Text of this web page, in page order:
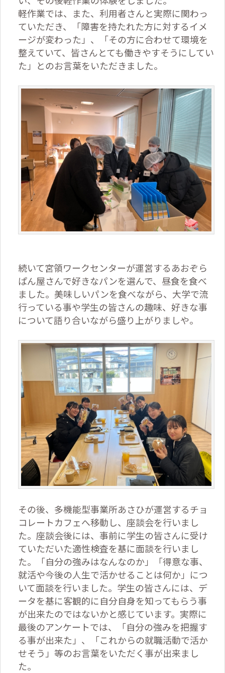
軽作業では、また、利用者さんと実際に関わっ
ていただき、「障害を持たれた方に対するイメ
ージが変わった」、「その方に合わせて環境を
整えていて、皆さんとても働きやすそうにしてい
た」とのお言葉をいただきました。
続いて宮領ワークセンターが運営するあおぞら
ぱん屋さんで好きなパンを選んで、昼食を食べ
ました。美味しいパンを食べながら、大学で流
行っている事や学生の皆さんの趣味、好きな事
について語り合いながら盛り上がりましや。
その後、多機能型事業所あさひが運営するチョ
コレートカフェへ移動し、座談会を行いまし
た。座談会後には、事前に学生の皆さんに受け
ていただいた適性検査を基に面談を行いまし
た。「自分の強みはなんなのか」「得意な事、
就活や今後の人生で活かせることは何か」につ
いて面談を行いました。学生の皆さんには、デ
ータを基に客観的に自分自身を知ってもらう事
が出来たのではないかと感じています。実際に
最後のアンケートでは、「自分の強みを把握す
る事が出来た」、「これからの就職活動で活か
せそう」等のお言葉をいただく事が出来まし
た。